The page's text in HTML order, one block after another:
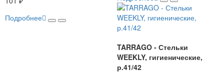
Подробнее
TARRAGO - Стельки
WEEKLY, гигиенические,
р.41/42